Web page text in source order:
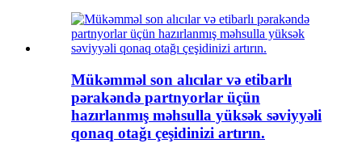
Mükəmməl son alıcılar və etibarlı
pərakəndə partnyorlar üçün
hazırlanmış məhsulla yüksək səviyyəli
qonaq otağı çeşidinizi artırın.